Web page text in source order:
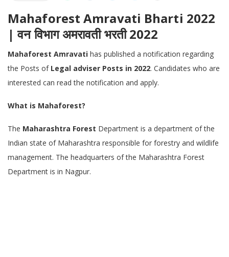
Mahaforest Amravati Bharti 2022
| वन विभाग अमरावती भरती 2022
Mahaforest Amravati has published a notification regarding
the Posts ofLegal adviser Posts in 2022. Candidates who are
interested can read the notification and apply.
What is Mahaforest?
The Maharashtra Forest Department is a department of the
Indian state of Maharashtra responsible for forestry and wildlife
management. The headquarters of the Maharashtra Forest
Department is in Nagpur.